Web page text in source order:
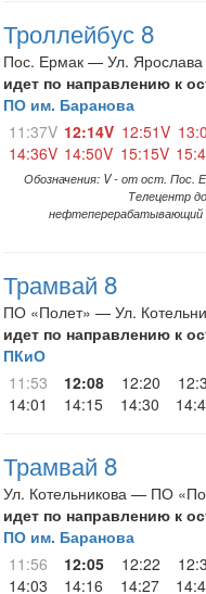
Троллейбус 8
Пос. Ермак — Ул. Ярослава
идет по направлению к
ПО им. Баранова
11:37V 12:14V 12:51V
14:36V 14:50V 15:15V
Обозначения: V - от ост. Пос.
Телецентр
нефтеперерабатывающий
Трамвай 8
ПО «Полет» — Ул.
идет по направлению к
ПКиО
11:53
12:08 12:20
14:01
14:15 14:30
Трамвай 8
Ул. Котельникова — ПО
идет по направлению к
ПО им. Баранова
11:56
12:05 12:22
14:03
14:16 14:27